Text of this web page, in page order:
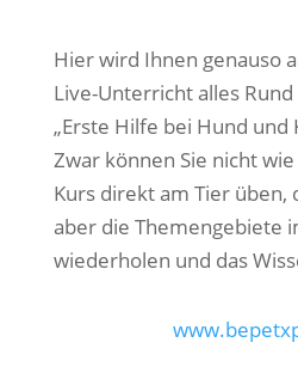
Hier wird Ihnen genauso
Live-Unterricht alles
„Erste Hilfe bei Hund und
Zwar können Sie nicht
Kurs direkt am Tier üben,
aber die Themengebiete
wiederholen und das